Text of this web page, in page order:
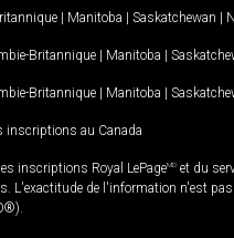
| Manitoba | Saskatchewan |
Britannique | Manitoba |
Britannique | Manitoba |
inscriptions au Canada
inscriptions Royal LePageMD et du
L'exactitude de l'information n'est